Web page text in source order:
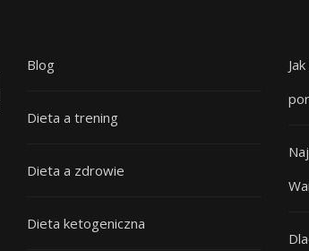
Blog
Dieta a trening
Dieta a zdrowie
Dieta ketogeniczna